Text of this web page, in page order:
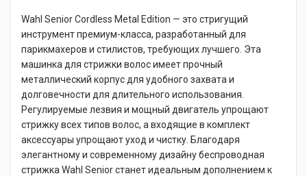
Wahl Senior Cordless Metal Edition — это стригущий
инструмент премиум-класса, разработанный для
парикмахеров и стилистов, требующих лучшего. Эта
машинка для стрижки волос имеет прочный
металлический корпус для удобного захвата и
долговечности для длительного использования.
Регулируемые лезвия и мощный двигатель упрощают
стрижку всех типов волос, а входящие в комплект
аксессуары упрощают уход и чистку. Благодаря
элегантному и современному дизайну беспроводная
стрижка Wahl Senior станет идеальным дополнением к